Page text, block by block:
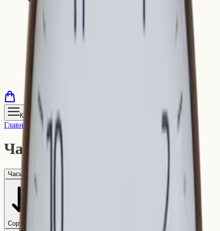
Каталог
Главная Каталог/Предметы интерьера
Часы (4)
Часы Постеры
Сортировать